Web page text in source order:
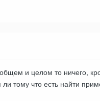
и целом то ничего,
тому что есть найти